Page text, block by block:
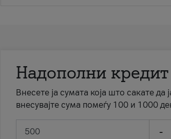
Надополни кредит
Внесете ја сумата која што сакате
внесувајте сума помеѓу 100 и 1000
-